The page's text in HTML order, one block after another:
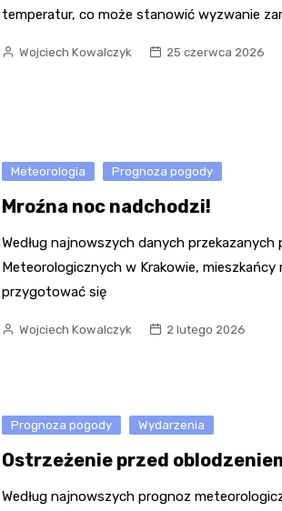
temperatur, co może stanowić wyzwanie
Wojciech Kowalczyk 25 czerwca 2026
Meteorologia Prognoza pogody
Mroźna noc nadchodzi!
Według najnowszych danych przekazanych
Meteorologicznych w Krakowie, mieszkańcy
przygotować się
Wojciech Kowalczyk 2 lutego 2026
Prognoza pogody Wydarzenia
Ostrzeżenie przed
Według najnowszych prognoz